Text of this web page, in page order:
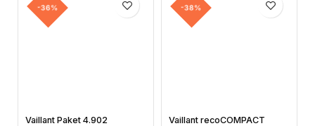
-36%
Vaillant Paket 4.902
-38%
Vaillant recoCOMPACT